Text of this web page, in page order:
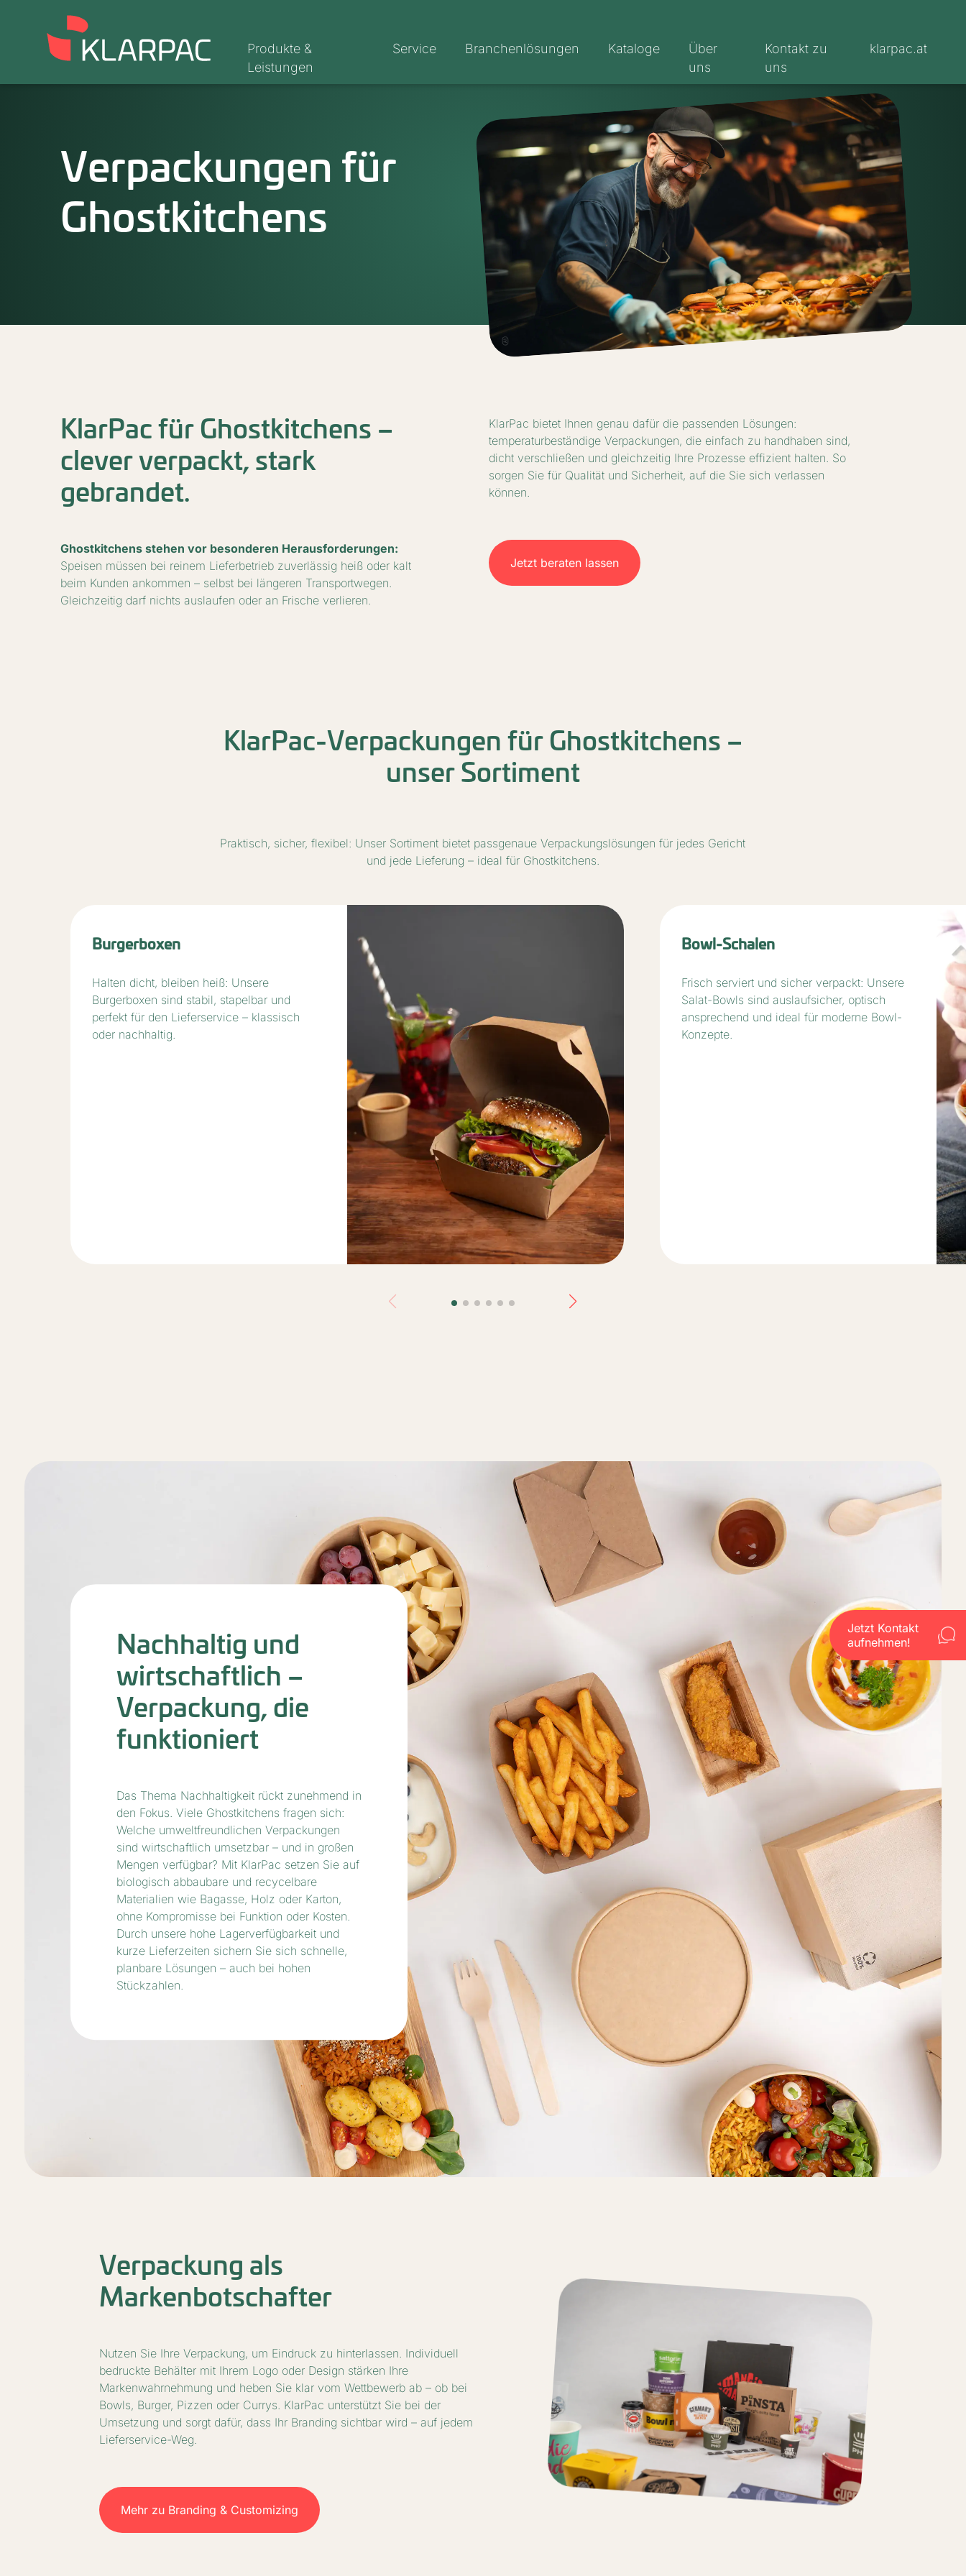
Produkte &
Leistungen
Service Branchenlösungen Kataloge
Über
uns
Kontakt zu
uns
klarpac.at
Jetzt Kontakt
aufnehmen!
Verpackungen für
Ghostkitchens
KlarPac für Ghostkitchens –
clever verpackt, stark
gebrandet.
Ghostkitchens stehen vor besonderen Herausforderungen:
Speisen müssen bei reinem Lieferbetrieb zuverlässig heiß oder kalt
beim Kunden ankommen – selbst bei längeren Transportwegen.
Gleichzeitig darf nichts auslaufen oder an Frische verlieren.
KlarPac bietet Ihnen genau dafür die passenden Lösungen:
temperaturbeständige Verpackungen, die einfach zu handhaben sind,
dicht verschließen und gleichzeitig Ihre Prozesse effizient halten. So
sorgen Sie für Qualität und Sicherheit, auf die Sie sich verlassen
können.
Jetzt beraten lassen
KlarPac-Verpackungen für Ghostkitchens –
unser Sortiment
Praktisch, sicher, flexibel: Unser Sortiment bietet passgenaue Verpackungslösungen für jedes Gericht
und jede Lieferung – ideal für Ghostkitchens.
Bowl-Schalen
Frisch serviert und sicher verpackt: Unsere
Salat-Bowls sind auslaufsicher, optisch
ansprechend und ideal für moderne Bowl-
Konzepte.
Pizzakartons
Von knusprig bis kreativ: Unsere
Pizzakartons halten warm, transportieren
sicher und lassen sich bei Bedarf individuell
gestalten.
Nachhaltig und
wirtschaftlich –
Verpackung, die
funktioniert
Das Thema Nachhaltigkeit rückt zunehmend in
den Fokus. Viele Ghostkitchens fragen sich:
Welche umweltfreundlichen Verpackungen
sind wirtschaftlich umsetzbar – und in großen
Mengen verfügbar? Mit KlarPac setzen Sie auf
biologisch abbaubare und recycelbare
Materialien wie Bagasse, Holz oder Karton,
ohne Kompromisse bei Funktion oder Kosten.
Durch unsere hohe Lagerverfügbarkeit und
kurze Lieferzeiten sichern Sie sich schnelle,
planbare Lösungen – auch bei hohen
Stückzahlen.
Verpackung als
Markenbotschafter
Nutzen Sie Ihre Verpackung, um Eindruck zu hinterlassen. Individuell
bedruckte Behälter mit Ihrem Logo oder Design stärken Ihre
Markenwahrnehmung und heben Sie klar vom Wettbewerb ab – ob bei
Bowls, Burger, Pizzen oder Currys. KlarPac unterstützt Sie bei der
Umsetzung und sorgt dafür, dass Ihr Branding sichtbar wird – auf jedem
Lieferservice-Weg.
Mehr zu Branding & Customizing